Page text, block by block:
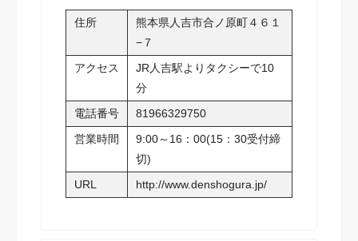
住所
熊本県人吉市合ノ原町４６１
−７
アクセス
JR人吉駅よりタクシーで10
分
電話番号
81966329750
営業時間
9:00～16：00(15：30受付締
切)
URL
http://www.denshogura.jp/